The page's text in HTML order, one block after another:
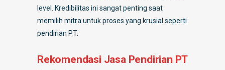
level. Kredibilitas ini sangat penting saat
memilih mitra untuk proses yang krusial seperti
pendirian PT.
Rekomendasi Jasa Pendirian PT